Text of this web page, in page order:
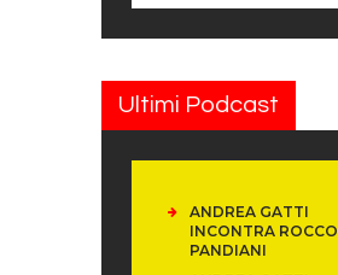
Ultimi Podcast
ANDREA GATTI
INCONTRA ROCCO
PANDIANI